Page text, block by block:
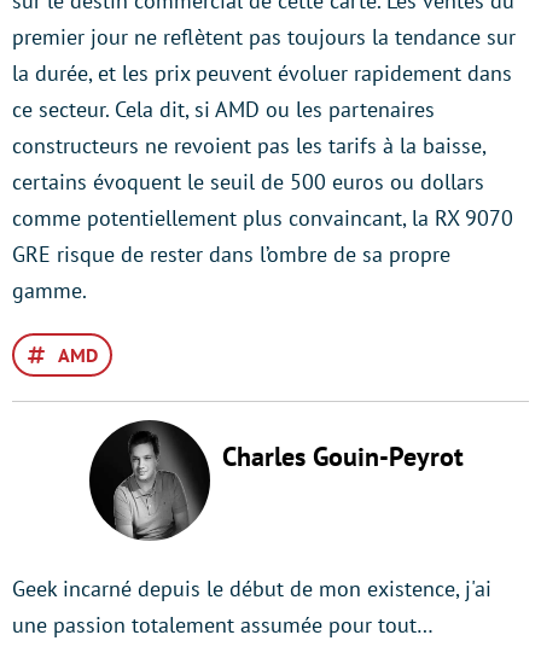
premier jour ne reflètent pas toujours la tendance sur
la durée, et les prix peuvent évoluer rapidement dans
ce secteur. Cela dit, si AMD ou les partenaires
constructeurs ne revoient pas les tarifs à la baisse,
certains évoquent le seuil de 500 euros ou dollars
comme potentiellement plus convaincant, la RX 9070
GRE risque de rester dans l’ombre de sa propre
gamme.
AMD
Charles Gouin-Peyrot
Geek incarné depuis le début de mon existence, j'ai
une passion totalement assumée pour tout…